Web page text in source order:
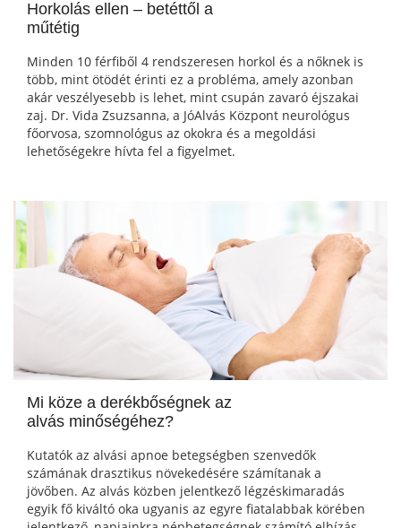
Horkolás ellen – betéttől a
műtétig
Minden 10 férfiből 4 rendszeresen horkol és a nőknek is
több, mint ötödét érinti ez a probléma, amely azonban
akár veszélyesebb is lehet, mint csupán zavaró éjszakai
zaj. Dr. Vida Zsuzsanna, a JóAlvás Központ neurológus
főorvosa, szomnológus az okokra és a megoldási
lehetőségekre hívta fel a figyelmet.
Mi köze a derékbőségnek az
alvás minőségéhez?
Kutatók az alvási apnoe betegségben szenvedők
számának drasztikus növekedésére számítanak a
jövőben. Az alvás közben jelentkező légzéskimaradás
egyik fő kiváltó oka ugyanis az egyre fiatalabbak körében